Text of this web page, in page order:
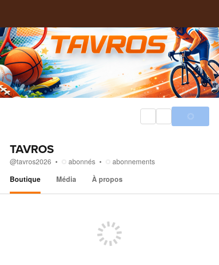
TAVROS
@tavros2026 abonnés
abonnements
Boutique
Média À propos